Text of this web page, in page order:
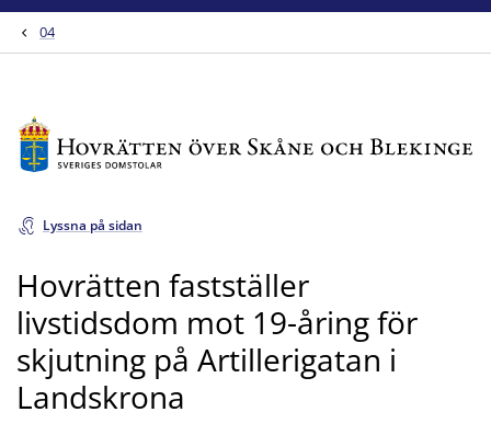
04
Lyssna på sidan
Hovrätten fastställer
livstidsdom mot 19-åring för
skjutning på Artillerigatan i
Landskrona